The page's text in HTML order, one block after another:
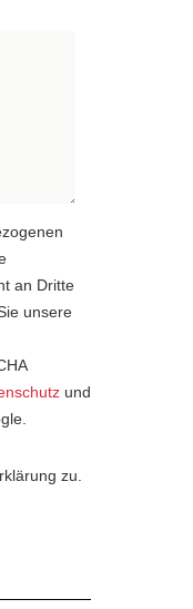
an Dritte
unsere
und
zu.